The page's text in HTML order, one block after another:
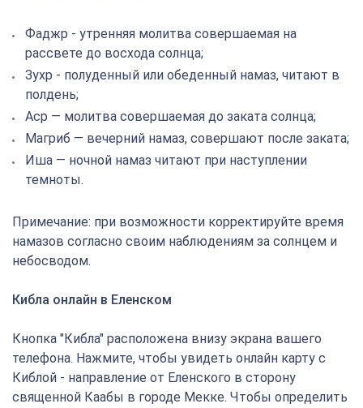
Фаджр - утренняя молитва совершаемая на
рассвете до восхода солнца;
Зухр - полуденный или обеденный намаз, читают в
полдень;
Аср — молитва совершаемая до заката солнца;
Магриб — вечерний намаз, совершают после заката;
Иша — ночной намаз читают при наступлении
темноты.
Примечание: при возможности корректируйте время
намазов согласно своим наблюдениям за солнцем и
небосводом.
Кибла онлайн в Еленском
Кнопка "Кибла" расположена внизу экрана вашего
телефона. Нажмите, чтобы увидеть онлайн карту с
Киблой - направление от Еленского в сторону
священной Каабы в городе Мекке. Чтобы определить